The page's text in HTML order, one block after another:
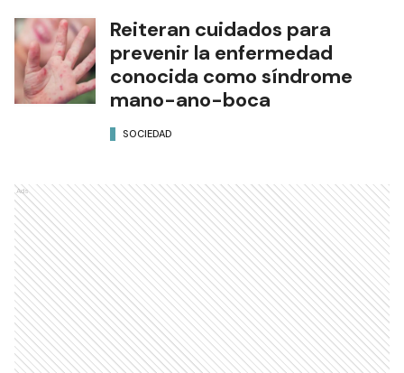
Reiteran cuidados para
prevenir la enfermedad
conocida como síndrome
mano-ano-boca
SOCIEDAD
Ads